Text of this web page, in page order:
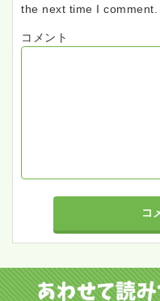
the next time I comment.
コメント